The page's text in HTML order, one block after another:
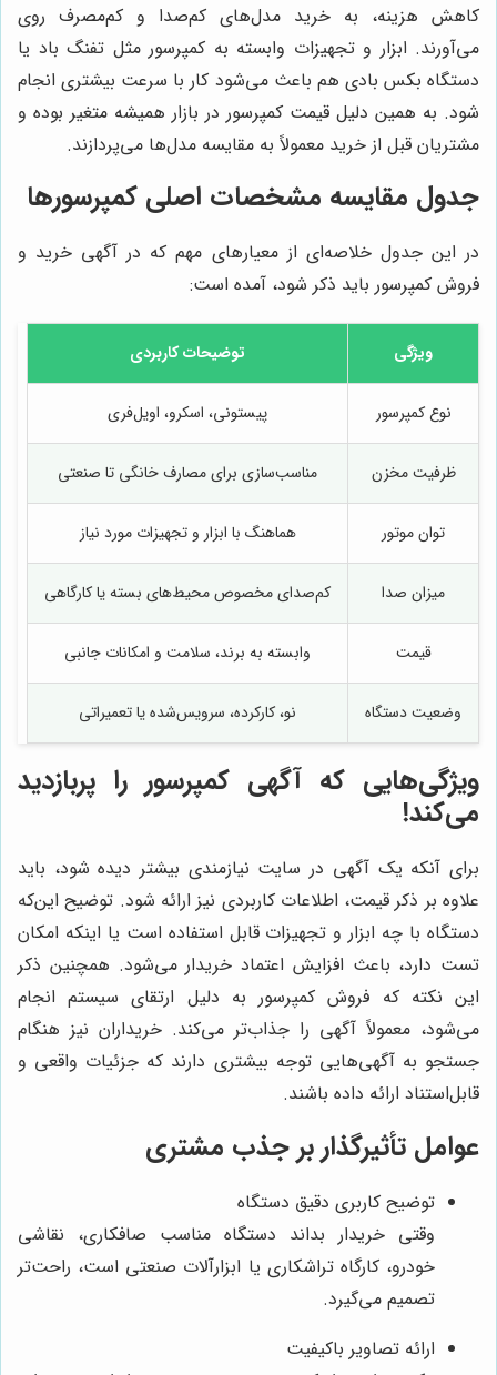
کاهش هزینه، به خرید مدل‌های کم‌صدا و کم‌مصرف روی
می‌آورند. ابزار و تجهیزات وابسته به کمپرسور مثل تفنگ باد یا
دستگاه بکس بادی هم باعث می‌شود کار با سرعت بیشتری انجام
شود. به همین دلیل قیمت کمپرسور در بازار همیشه متغیر بوده و
مشتریان قبل از خرید معمولاً به مقایسه مدل‌ها می‌پردازند.
جدول مقایسه مشخصات اصلی کمپرسورها
در این جدول خلاصه‌ای از معیارهای مهم که در آگهی خرید و
فروش کمپرسور باید ذکر شود، آمده است:
ویژگی توضیحات کاربردی
نوع کمپرسور پیستونی، اسکرو، اویل‌فری
ظرفیت مخزن مناسب‌سازی برای مصارف خانگی تا صنعتی
توان موتور هماهنگ با ابزار و تجهیزات مورد نیاز
میزان صدا کم‌صدای مخصوص محیط‌های بسته یا کارگاهی
قیمت وابسته به برند، سلامت و امکانات جانبی
وضعیت دستگاه نو، کارکرده، سرویس‌شده یا تعمیراتی
ویژگی‌هایی که آگهی کمپرسور را پربازدید
می‌کند!
برای آنکه یک آگهی در سایت نیازمندی بیشتر دیده شود، باید
علاوه بر ذکر قیمت، اطلاعات کاربردی نیز ارائه شود. توضیح این‌که
دستگاه با چه ابزار و تجهیزات قابل استفاده است یا اینکه امکان
تست دارد، باعث افزایش اعتماد خریدار می‌شود. همچنین ذکر
این نکته که فروش کمپرسور به دلیل ارتقای سیستم انجام
می‌شود، معمولاً آگهی را جذاب‌تر می‌کند. خریداران نیز هنگام
جستجو به آگهی‌هایی توجه بیشتری دارند که جزئیات واقعی و
قابل‌استناد ارائه داده باشند.
عوامل تأثیرگذار بر جذب مشتری
توضیح کاربری دقیق دستگاه
وقتی خریدار بداند دستگاه مناسب صافکاری، نقاشی
خودرو، کارگاه تراشکاری یا ابزارآلات صنعتی است، راحت‌تر
تصمیم می‌گیرد.
ارائه تصاویر باکیفیت